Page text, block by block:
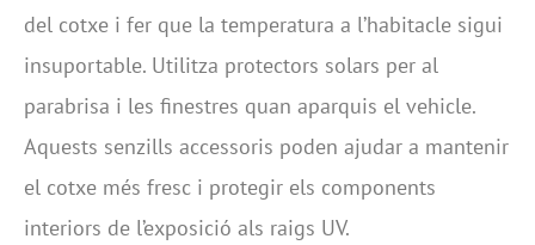
del cotxe i fer que la temperatura a l’habitacle sigui
insuportable. Utilitza protectors solars per al
parabrisa i les finestres quan aparquis el vehicle.
Aquests senzills accessoris poden ajudar a mantenir
el cotxe més fresc i protegir els components
interiors de l’exposició als raigs UV.